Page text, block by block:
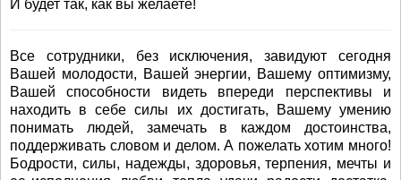
И будет так, как вы желаете!
Все сотрудники, без исключения, завидуют сегодня
Вашей молодости, Вашей энергии, Вашему оптимизму,
Вашей способности видеть впереди перспективы и
находить в себе силы их достигать, Вашему умению
понимать людей, замечать в каждом достоинства,
поддерживать словом и делом. А пожелать хотим много!
Бодрости, силы, надежды, здоровья, терпения, мечты и